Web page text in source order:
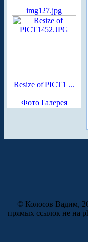
img127.jpg
Resize of PICT1 ...
Фото Галерея
© Колосов Вадим,
прямых ссылок не на